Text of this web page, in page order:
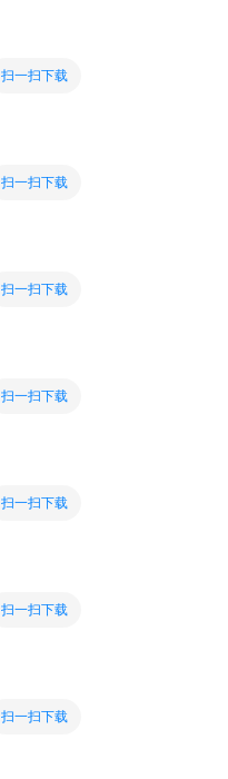
扫一扫下载
扫一扫下载
扫一扫下载
扫一扫下载
扫一扫下载
扫一扫下载
扫一扫下载